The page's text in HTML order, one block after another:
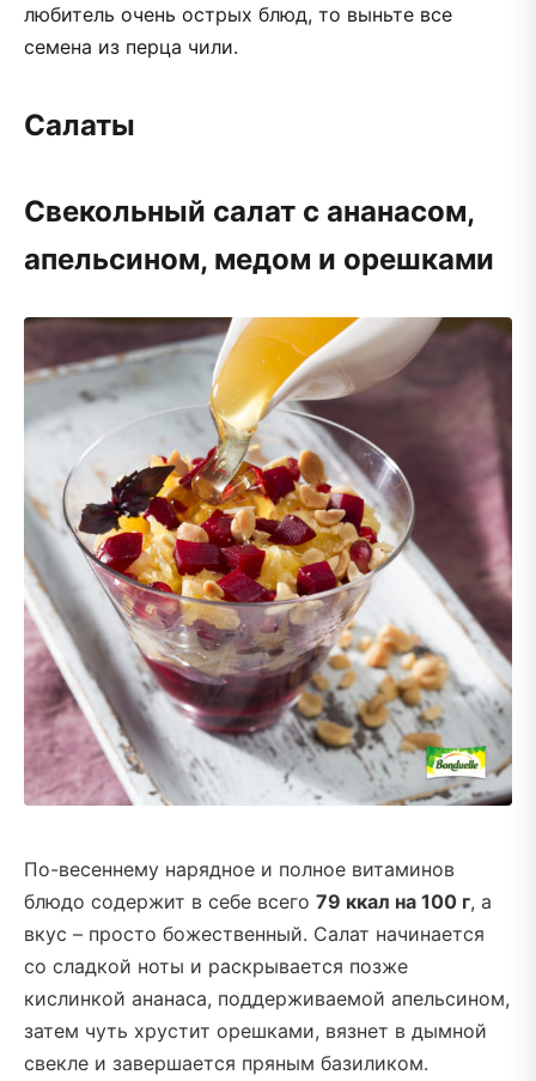
любитель очень острых блюд, то выньте все
семена из перца чили.
Салаты
Свекольный салат с ананасом,
апельсином, медом и орешками
По-весеннему нарядное и полное витаминов
блюдо содержит в себе всего 79 ккал на 100 г, а
вкус – просто божественный. Салат начинается
со сладкой ноты и раскрывается позже
кислинкой ананаса, поддерживаемой апельсином,
затем чуть хрустит орешками, вязнет в дымной
свекле и завершается пряным базиликом.